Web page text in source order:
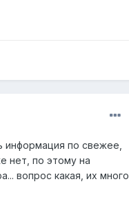
по свежее,
нет, по этому на
вопрос какая, их много